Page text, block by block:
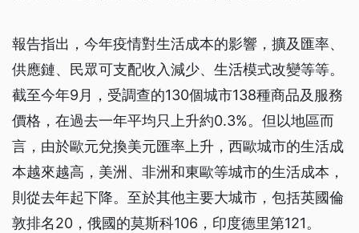
報告指出，今年疫情對生活成本的影響，擴及匯率、
供應鏈、民眾可支配收入減少、生活模式改變等等。
截至今年9月，受調查的130個城市138種商品及服務
價格，在過去一年平均只上升約0.3%。但以地區而
言，由於歐元兌換美元匯率上升，西歐城市的生活成
本越來越高，美洲、非洲和東歐等城市的生活成本，
則從去年起下降。至於其他主要大城市，包括英國倫
敦排名20，俄國的莫斯科106，印度德里第121。